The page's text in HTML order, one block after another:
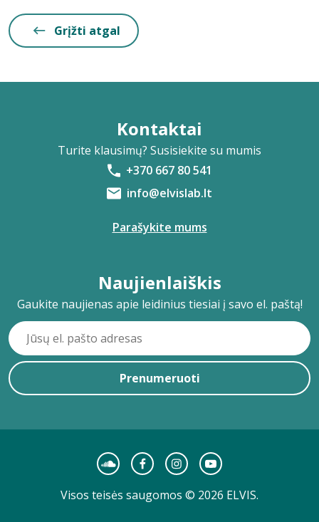
Grįžti atgal
Kontaktai
Turite klausimų? Susisiekite su mumis
+370 667 80 541
info@elvislab.lt
Parašykite mums
Naujienlaiškis
Gaukite naujienas apie leidinius tiesiai į savo el. paštą!
Prenumeruoti
Visos teisės saugomos © 2026 ELVIS.